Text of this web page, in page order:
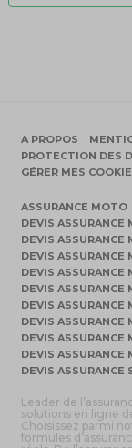
A PROPOS
PROTECTION DES
GÉRER MES
ASSURANCE MOTO
DEVIS ASSURANCE
DEVIS ASSURANCE
DEVIS ASSURANCE
DEVIS ASSURANCE
DEVIS ASSURANCE
DEVIS ASSURANCE
DEVIS ASSURANCE
DEVIS ASSURANCE
DEVIS
DEVIS ASSURANCE
Leader de
solutions en ligne
Choisissez parmi
formules